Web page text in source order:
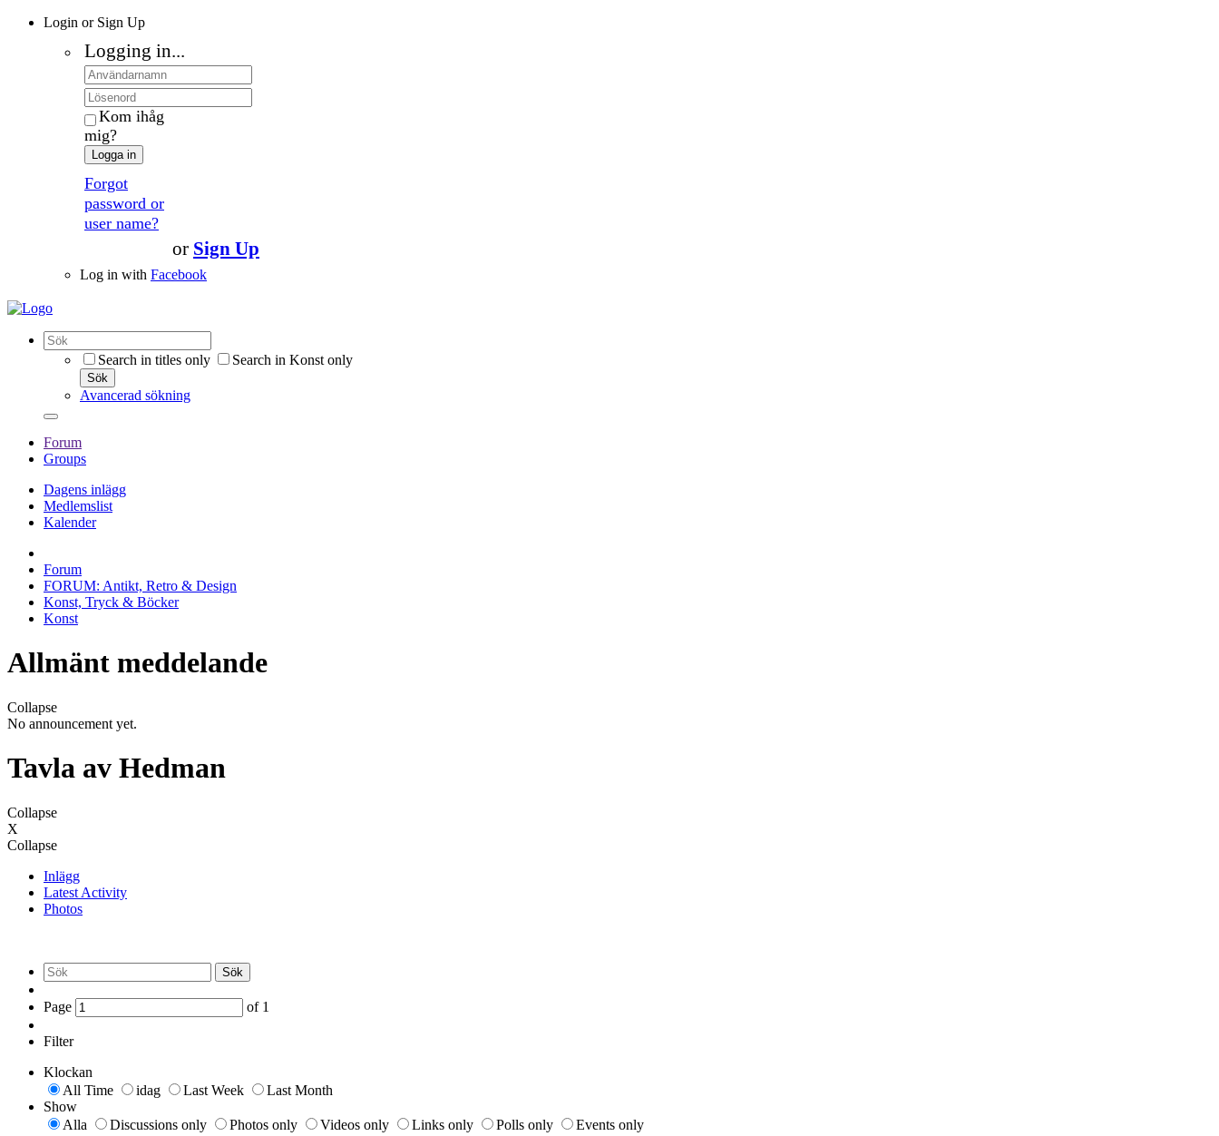
Login or Sign Up
Logging in...
Kom ihåg
mig?
Logga in
Forgot
password or
user name?
or Sign Up
Log in with Facebook
Search in titles only Search in Konst only
Sök
Avancerad sökning
Forum
Groups
Dagens inlägg
Medlemslist
Kalender
Forum
FORUM: Antikt, Retro & Design
Konst, Tryck & Böcker
Konst
Allmänt meddelande
Collapse
No announcement yet.
Tavla av Hedman
Collapse
X
Collapse
Inlägg
Latest Activity
Photos
Sök
Page of 1
Filter
Klockan
All Time
idag Last Week
Last Month
Show
Alla
Discussions only Photos only Videos only Links only Polls only
Events only